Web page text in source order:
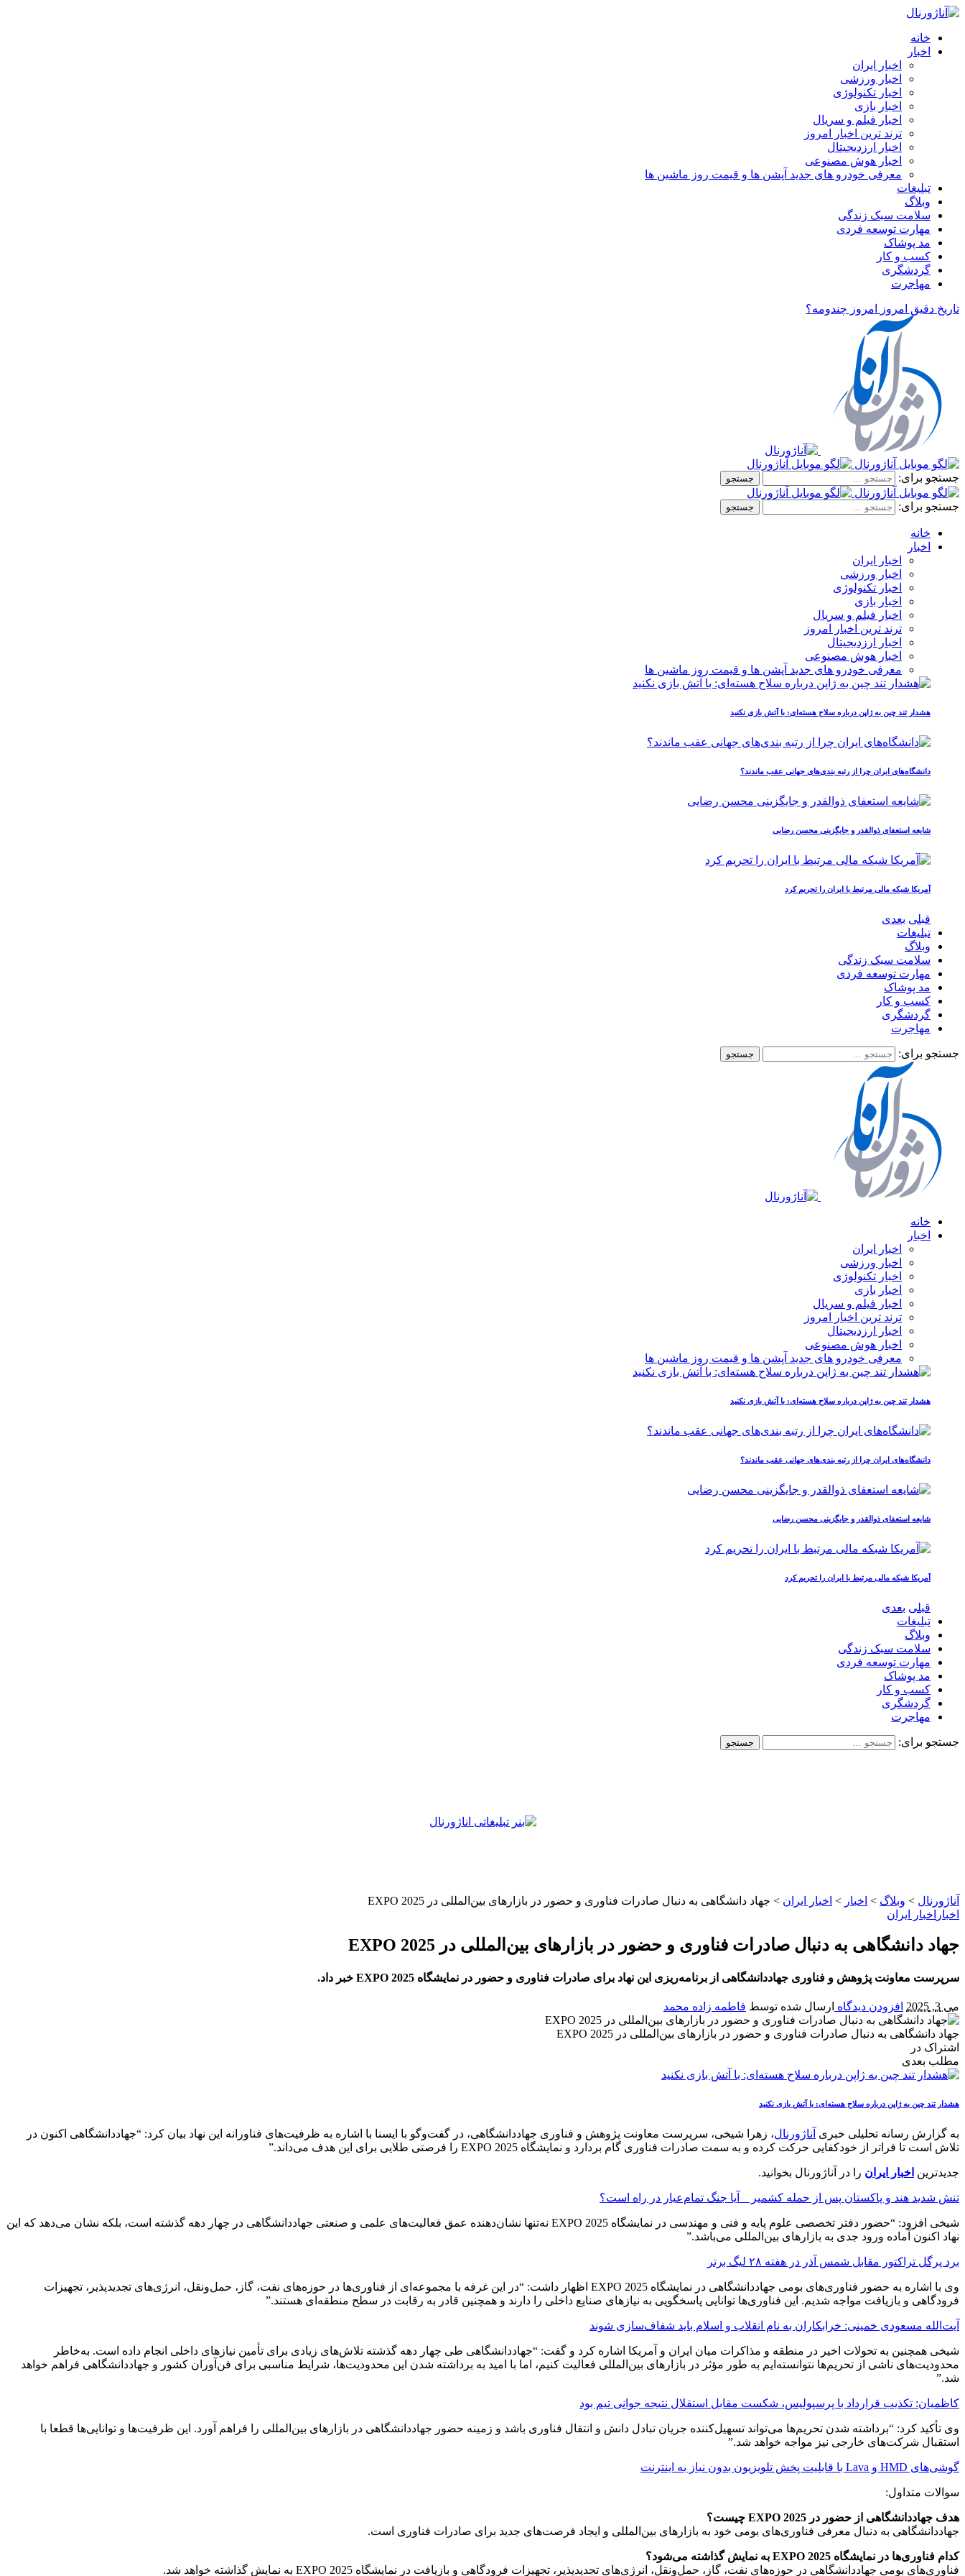
خانه
اخبار
اخبار ایران
اخبار ورزشی
اخبار تکنولوژی
اخبار بازی
اخبار فیلم و سریال
ترند ترین اخبار امروز
اخبار ارزدیجیتال
اخبار هوش مصنوعی
معرفی خودرو های جدید آپشن‌ ها و قیمت روز ماشین‌ ها
تبلیغات
وبلاگ
سلامت سبک زندگی
مهارت توسعه فردی
مد پوشاک
کسب و کار
گردشگری
مهاجرت
تاریخ دقیق امروز امروز چندومه؟
جستجو برای:
جستجو برای:
خانه
اخبار
اخبار ایران
اخبار ورزشی
اخبار تکنولوژی
اخبار بازی
اخبار فیلم و سریال
ترند ترین اخبار امروز
اخبار ارزدیجیتال
اخبار هوش مصنوعی
معرفی خودرو های جدید آپشن‌ ها و قیمت روز ماشین‌ ها
هشدار تند چین به ژاپن درباره سلاح هسته‌ای: با آتش بازی نکنید
دانشگاه‌های ایران چرا از رتبه‌ بندی‌های جهانی عقب ماندند؟
شایعه استعفای ذوالقدر و جایگزینی محسن رضایی
آمریکا شبکه مالی مرتبط با ایران را تحریم کرد
قبلی بعدی
تبلیغات
وبلاگ
سلامت سبک زندگی
مهارت توسعه فردی
مد پوشاک
کسب و کار
گردشگری
مهاجرت
جستجو برای:
خانه
اخبار
اخبار ایران
اخبار ورزشی
اخبار تکنولوژی
اخبار بازی
اخبار فیلم و سریال
ترند ترین اخبار امروز
اخبار ارزدیجیتال
اخبار هوش مصنوعی
معرفی خودرو های جدید آپشن‌ ها و قیمت روز ماشین‌ ها
هشدار تند چین به ژاپن درباره سلاح هسته‌ای: با آتش بازی نکنید
دانشگاه‌های ایران چرا از رتبه‌ بندی‌های جهانی عقب ماندند؟
شایعه استعفای ذوالقدر و جایگزینی محسن رضایی
آمریکا شبکه مالی مرتبط با ایران را تحریم کرد
قبلی بعدی
تبلیغات
وبلاگ
سلامت سبک زندگی
مهارت توسعه فردی
مد پوشاک
کسب و کار
گردشگری
مهاجرت
جستجو برای:
آناژورنال > وبلاگ > اخبار > اخبار ایران > جهاد دانشگاهی به دنبال صادرات فناوری و حضور در بازارهای بین‌المللی در EXPO 2025
اخبار اخبار ایران
جهاد دانشگاهی به دنبال صادرات فناوری و حضور در بازارهای بین‌المللی در EXPO 2025
سرپرست معاونت پژوهش و فناوری جهاددانشگاهی از برنامه‌ریزی این نهاد برای صادرات فناوری و حضور در نمایشگاه EXPO 2025 خبر داد.
می 3, 2025 افزودن دیدگاه ارسال شده توسط فاطمه زاده محمد
جهاد دانشگاهی به دنبال صادرات فناوری و حضور در بازارهای بین‌المللی در EXPO 2025
اشتراک در
مطلب بعدی
هشدار تند چین به ژاپن درباره سلاح هسته‌ای: با آتش بازی نکنید
به گزارش رسانه تحلیلی خبری آناژورنال، زهرا شیخی، سرپرست معاونت پژوهش و فناوری جهاددانشگاهی، در گفت‌وگو با ایسنا با اشاره به ظرفیت‌های فناورانه این نهاد بیان کرد: “جهاددانشگاهی اکنون در
تلاش است تا فراتر از خودکفایی حرکت کرده و به سمت صادرات فناوری گام بردارد و نمایشگاه EXPO 2025 را فرصتی طلایی برای این هدف می‌داند.”
جدیدترین اخبار ایران را در آناژورنال بخوانید.
تنش‌ شدید هند و پاکستان پس از حمله کشمیر _ آیا جنگ تمام‌عیار در راه است؟
شیخی افزود: “حضور دفتر تخصصی علوم پایه و فنی و مهندسی در نمایشگاه EXPO 2025 نه‌تنها نشان‌دهنده عمق فعالیت‌های علمی و صنعتی جهاددانشگاهی در چهار دهه گذشته است، بلکه نشان می‌دهد که این
نهاد اکنون آماده ورود جدی به بازارهای بین‌المللی می‌باشد.”
برد پرگل تراکتور مقابل شمس آذر در هفته ۲۸ لیگ برتر
وی با اشاره به حضور فناوری‌های بومی جهاددانشگاهی در نمایشگاه EXPO 2025 اظهار داشت: “در این غرفه با مجموعه‌ای از فناوری‌ها در حوزه‌های نفت، گاز، حمل‌ونقل، انرژی‌های تجدیدپذیر، تجهیزات
فرودگاهی و بازیافت مواجه شدیم. این فناوری‌ها توانایی پاسخگویی به نیازهای صنایع داخلی را دارند و همچنین قادر به رقابت در سطح منطقه‌ای هستند.”
آیت‌الله مسعودی خمینی: خرابکاران به نام انقلاب و اسلام باید شفاف‌سازی شوند
شیخی همچنین به تحولات اخیر در منطقه و مذاکرات میان ایران و آمریکا اشاره کرد و گفت: “جهاددانشگاهی طی چهار دهه گذشته تلاش‌های زیادی برای تأمین نیازهای داخلی انجام داده است. به‌خاطر
محدودیت‌های ناشی از تحریم‌ها نتوانسته‌ایم به طور مؤثر در بازارهای بین‌المللی فعالیت کنیم، اما با امید به برداشته شدن این محدودیت‌ها، شرایط مناسبی برای فن‌آوران کشور و جهاددانشگاهی فراهم خواهد
شد.”
کاظمیان: تکذیب قرارداد با پرسپولیس، شکست مقابل استقلال نتیجه جوانی تیم بود
وی تأکید کرد: “برداشته شدن تحریم‌ها می‌تواند تسهیل‌کننده جریان تبادل دانش و انتقال فناوری باشد و زمینه حضور جهاددانشگاهی در بازارهای بین‌المللی را فراهم آورد. این ظرفیت‌ها و توانایی‌ها قطعا با
استقبال شرکت‌های خارجی نیز مواجه خواهد شد.”
گوشی‌های HMD و Lava با قابلیت پخش تلویزیون بدون نیاز به اینترنت
سوالات متداول:
هدف جهاددانشگاهی از حضور در EXPO 2025 چیست؟
جهاددانشگاهی به دنبال معرفی فناوری‌های بومی خود به بازارهای بین‌المللی و ایجاد فرصت‌های جدید برای صادرات فناوری است.
کدام فناوری‌ها در نمایشگاه EXPO 2025 به نمایش گذاشته می‌شود؟
فناوری‌های بومی جهاددانشگاهی در حوزه‌های نفت، گاز، حمل‌ونقل، انرژی‌های تجدیدپذیر، تجهیزات فرودگاهی و بازیافت در نمایشگاه EXPO 2025 به نمایش گذاشته خواهد شد.